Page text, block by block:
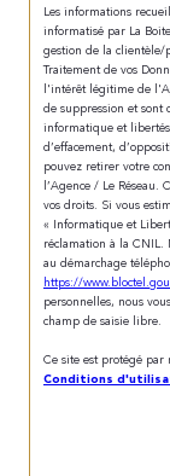
Les informations
informatisé par La
gestion de la clientèle/
Traitement de vos
l'intérêt légitime de
de suppression et sont
informatique et libertés
d’effacement,
pouvez retirer votre
l’Agence / Le Réseau.
vos droits. Si vous
« Informatique et
réclamation à la CNIL.
au démarchage
https://
personnelles, nous
champ de saisie libre.
Ce site est protégé par
Conditions